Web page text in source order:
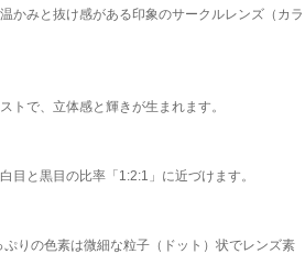
かみと抜け感がある印象のサークルレンズ（カラ
トで、立体感と輝きが生まれます。
目と黒目の比率「1:2:1」に近づけます。
りの色素は微細な粒子（ドット）状でレンズ素